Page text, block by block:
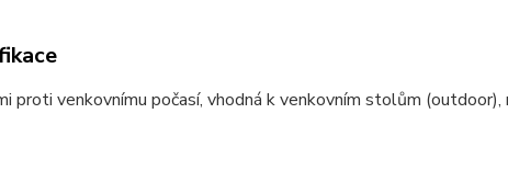
proti venkovnímu počasí, vhodná k venkovním stolům (outdoor),